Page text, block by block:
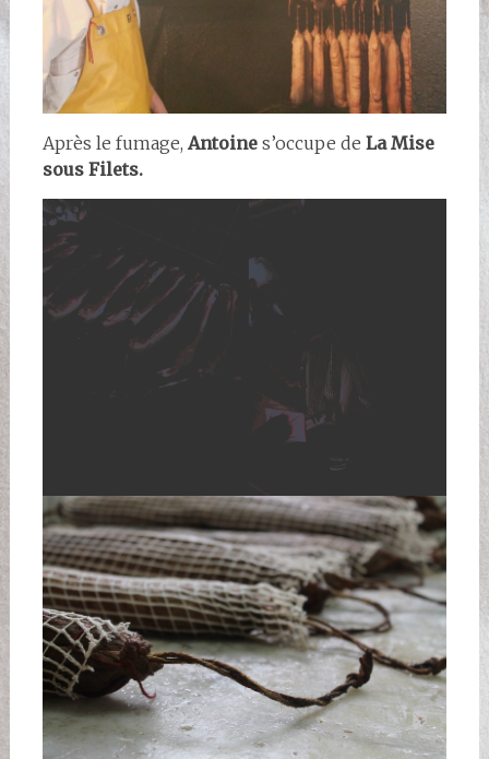
Après le fumage, Antoines’occupe de La Mise
sous Filets.